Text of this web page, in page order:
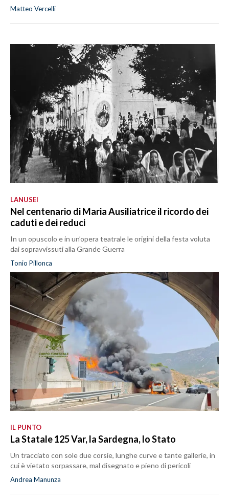
Matteo Vercelli
LANUSEI
Nel centenario di Maria Ausiliatrice il ricordo dei
caduti e dei reduci
In un opuscolo e in un’opera teatrale le origini della festa voluta
dai sopravvissuti alla Grande Guerra
Tonio Pillonca
IL PUNTO
La Statale 125 Var, la Sardegna, lo Stato
Un tracciato con sole due corsie, lunghe curve e tante gallerie, in
cui è vietato sorpassare, mal disegnato e pieno di pericoli
Andrea Manunza